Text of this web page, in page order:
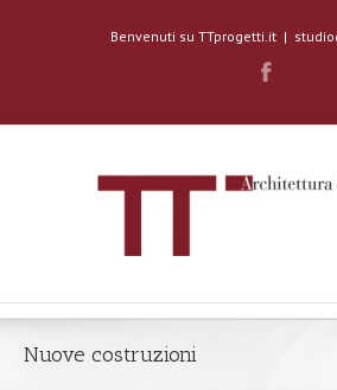
Benvenuti su TTprogetti.it |
Nuove costruzioni